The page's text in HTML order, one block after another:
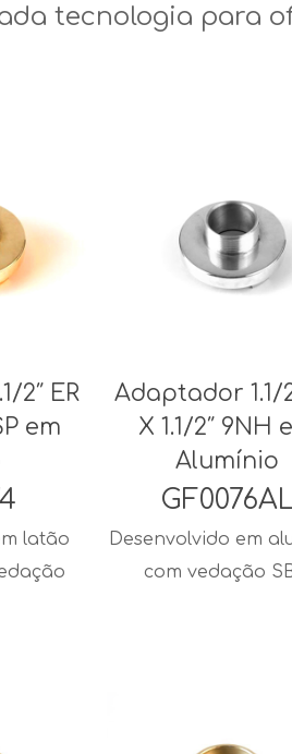
tecnologia para
2″ ER
em
latão
Adaptador 1.1/
X 1.1/2″ 9NH
Alumínio
Desenvolvido em
com vedação